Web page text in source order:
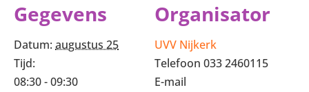
Gegevens
Datum: augustus 25
Tijd:
08:30 - 09:30
Organisator
UVV Nijkerk
Telefoon 033 2460115
E-mail